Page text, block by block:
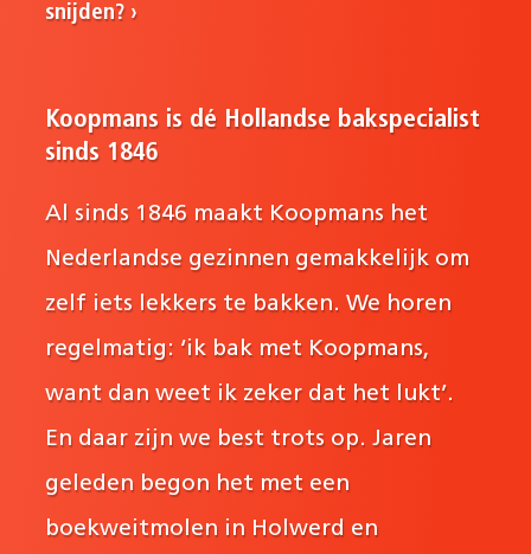
snijden?
Koopmans is dé Hollandse bakspecialist
sinds 1846
Al sinds 1846 maakt Koopmans het
Nederlandse gezinnen gemakkelijk om
zelf iets lekkers te bakken. We horen
regelmatig: ‘ik bak met Koopmans,
want dan weet ik zeker dat het lukt’.
En daar zijn we best trots op. Jaren
geleden begon het met een
boekweitmolen in Holwerd en